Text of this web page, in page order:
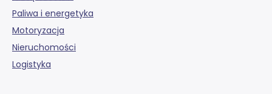
Paliwa i energetyka
Motoryzacja
Nieruchomości
Logistyka